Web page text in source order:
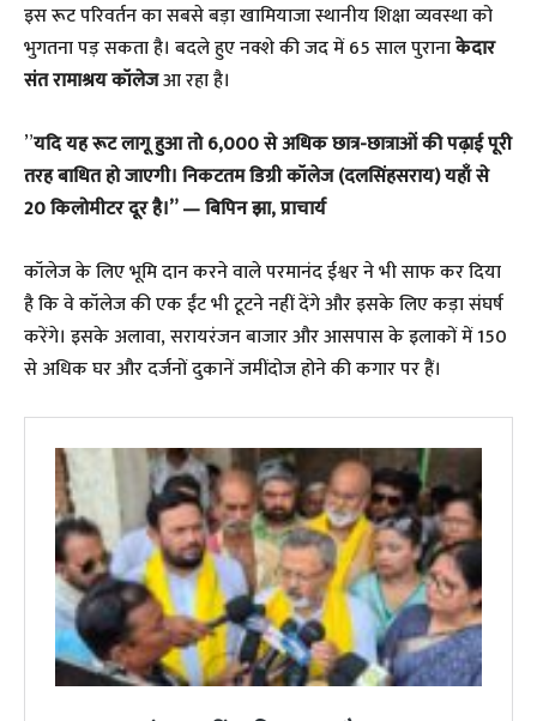
​इस रूट परिवर्तन का सबसे बड़ा खामियाजा स्थानीय शिक्षा व्यवस्था को
भुगतना पड़ सकता है। बदले हुए नक्शे की जद में 65 साल पुरानाकेदार
संत रामाश्रय कॉलेजआ रहा है।
​”यदि यह रूट लागू हुआ तो 6,000 से अधिक छात्र-छात्राओं की पढ़ाई पूरी
तरह बाधित हो जाएगी। निकटतम डिग्री कॉलेज (दलसिंहसराय) यहाँ से
20 किलोमीटर दूर है।” — बिपिन झा, प्राचार्य
​कॉलेज के लिए भूमि दान करने वाले परमानंद ईश्वर ने भी साफ कर दिया
है कि वे कॉलेज की एक ईंट भी टूटने नहीं देंगे और इसके लिए कड़ा संघर्ष
करेंगे। इसके अलावा, सरायरंजन बाजार और आसपास के इलाकों में 150
से अधिक घर और दर्जनों दुकानें जमींदोज होने की कगार पर हैं।